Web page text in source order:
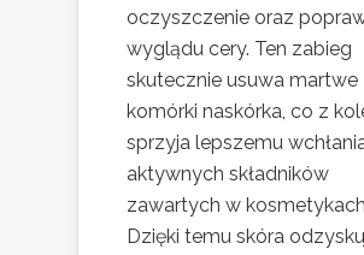
oczyszczenie oraz
wyglądu cery. Ten zabieg
skutecznie usuwa martwe
komórki naskórka, co z
sprzyja lepszemu
aktywnych składników
zawartych w
Dzięki temu skóra